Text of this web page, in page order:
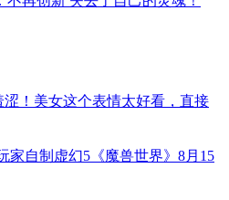
！美女这个表情太好看，直接
家自制虚幻5《魔兽世界》8月15